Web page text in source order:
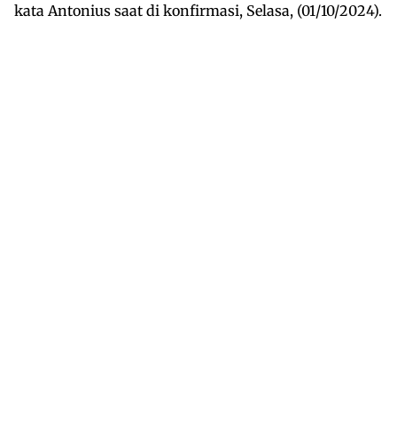
kata Antonius saat di konfirmasi, Selasa, (01/10/2024).